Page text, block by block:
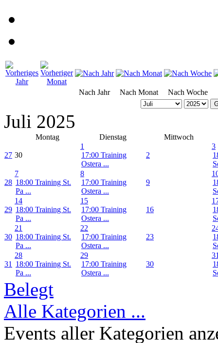
Nach Jahr Nach Monat Nach Woche
Juli 2025
Montag Dienstag Mittwoch
27 30
1
17:00 Training
Ostera ...
2
3
28
7
18:00 Training St.
Pa ...
8
17:00 Training
Ostera ...
9
29
14
18:00 Training St.
Pa ...
15
17:00 Training
Ostera ...
16
30
21
18:00 Training St.
Pa ...
22
17:00 Training
Ostera ...
23
31
28
18:00 Training St.
Pa ...
29
17:00 Training
Ostera ...
30
Belegt
Alle Kategorien ...
Events aller Kategorien